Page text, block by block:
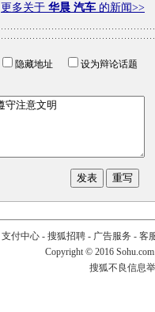
更多关于 华晨 汽车 的新闻>>
隐藏地址
设为辩论话题
支付中心- 搜狐招聘- 广告服务 - 客
Copyright © 2016
搜狐不良信息